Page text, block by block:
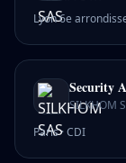
Lyon 6e
Security
SILKHOM
Paris·CDI